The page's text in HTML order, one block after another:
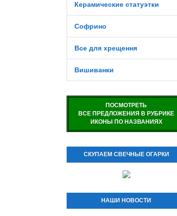
Керамические статуэтки
Софрино
Все для хрещення
Вишиванки
ПОСМОТРЕТЬ
ВСЕ ПРЕДЛОЖЕНИЯ В РУБРИКЕ
ИКОНЫ ПО НАЗВАНИЯХ
СКУПАЕМ СВЕЧНЫЕ ОГАРКИ
НАШИ НОВОСТИ